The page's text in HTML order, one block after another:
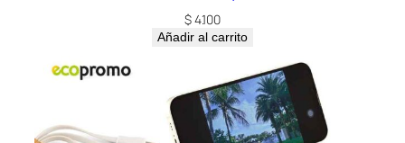
$4.100
Añadir al carrito